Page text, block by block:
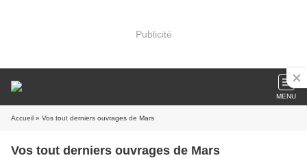
Publicité
MENU
Accueil » Vos tout derniers ouvrages de Mars
Vos tout derniers ouvrages de Mars